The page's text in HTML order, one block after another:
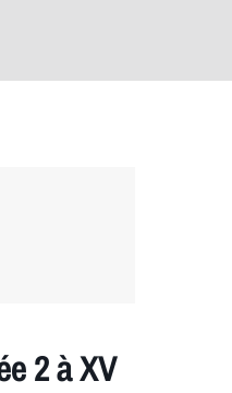
2 à XV